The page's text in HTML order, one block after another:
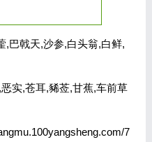
,巴戟天,沙参,白头翁,白鲜,
实,苍耳,豨莶,甘蕉,车前草
7